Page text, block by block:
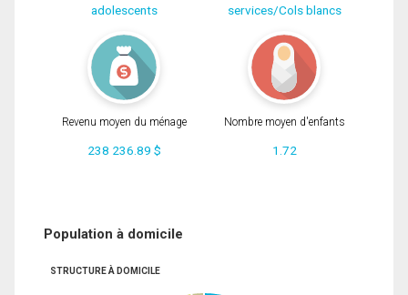
adolescents
services/Cols blancs
Revenu moyen du ménage
238 236.89 $
Nombre moyen d'enfants
1.72
Population à domicile
STRUCTURE À DOMICILE